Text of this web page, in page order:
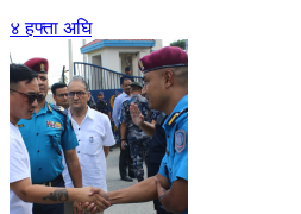
४ हफ्ता अघि